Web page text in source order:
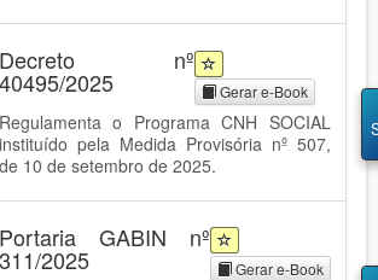
Decreto nº
40495/2025 Gerar e-Book
Regulamenta o Programa CNH SOCIAL
instituído pela Medida Provisória nº 507,
de 10 de setembro de 2025.
Portaria GABIN nº
311/2025 Gerar e-Book